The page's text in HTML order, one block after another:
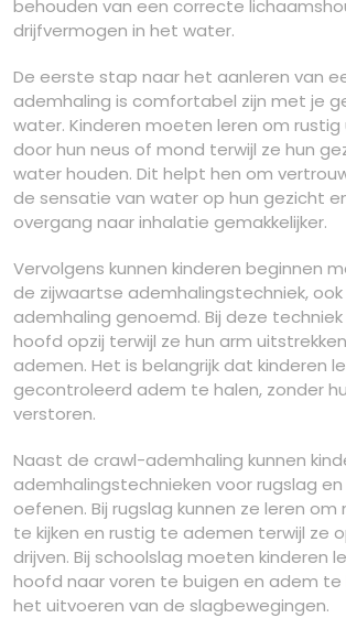
behouden van een correcte
drijfvermogen in het water.
De eerste stap naar het aanleren van
ademhaling is comfortabel zijn met je
water. Kinderen moeten leren om
door hun neus of mond terwijl ze hun
water houden. Dit helpt hen om
de sensatie van water op hun gezicht
overgang naar inhalatie gemakkelijker.
Vervolgens kunnen kinderen beginnen
de zijwaartse ademhalingstechniek,
ademhaling genoemd. Bij deze
hoofd opzij terwijl ze hun arm
ademen. Het is belangrijk dat kinderen
gecontroleerd adem te halen, zonder
verstoren.
Naast de crawl-ademhaling kunnen
ademhalingstechnieken voor rugslag
oefenen. Bij rugslag kunnen ze leren
te kijken en rustig te ademen terwijl ze
drijven. Bij schoolslag moeten kinderen
hoofd naar voren te buigen en adem te
het uitvoeren van de slagbewegingen.